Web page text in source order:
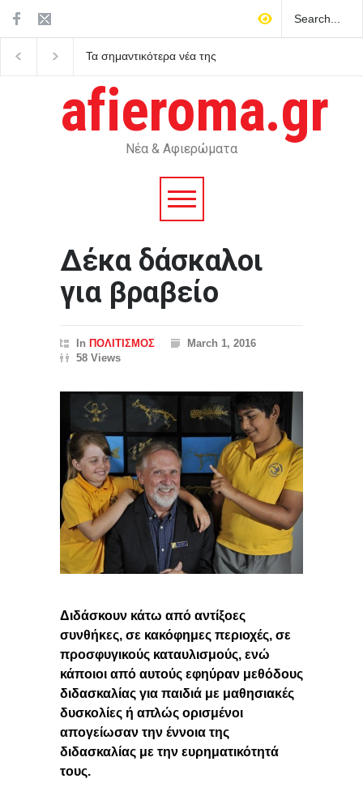
Το ευρωπαϊκό Starlink IRIS²
Ευρώπη
afieroma.gr
Νέα & Αφιερώματα
Δέκα δάσκαλοι
για βραβείο
In ΠΟΛΙΤΙΣΜΟΣ
March 1, 2016
58 Views
Διδάσκουν κάτω από αντίξοες
συνθήκες, σε κακόφημες περιοχές, σε
προσφυγικούς καταυλισμούς, ενώ
κάποιοι από αυτούς εφηύραν μεθόδους
διδασκαλίας για παιδιά με μαθησιακές
δυσκολίες ή απλώς ορισμένοι
απογείωσαν την έννοια της
διδασκαλίας με την ευρηματικότητά
τους.